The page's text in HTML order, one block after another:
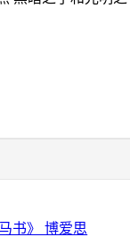
书》 博爱思